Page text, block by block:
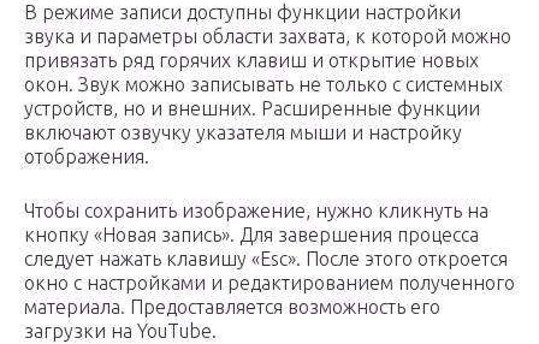
В режиме записи доступны функции настройки
звука и параметры области захвата, к которой можно
привязать ряд горячих клавиш и открытие новых
окон. Звук можно записывать не только с системных
устройств, но и внешних. Расширенные функции
включают озвучку указателя мыши и настройку
отображения.
Чтобы сохранить изображение, нужно кликнуть на
кнопку «Новая запись». Для завершения процесса
следует нажать клавишу «Esc». После этого откроется
окно с настройками и редактированием полученного
материала. Предоставляется возможность его
загрузки на YouTube.